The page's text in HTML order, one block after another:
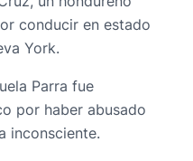
conducir en estado
York.
Parra fue
por haber abusado
inconsciente.